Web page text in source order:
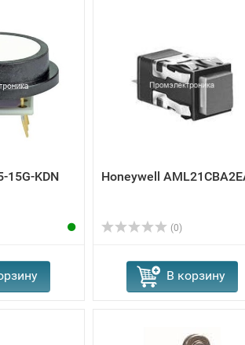
15G-KDN Honeywell
(0)
В корзину